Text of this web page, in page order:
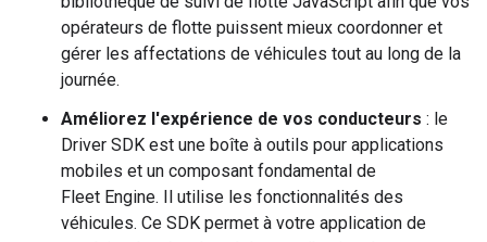
opérateurs de flotte puissent mieux coordonner et
gérer les affectations de véhicules tout au long de la
journée.
Améliorez l'expérience de vos conducteurs : le
Driver SDK est une boîte à outils pour applications
mobiles et un composant fondamental de
Fleet Engine. Il utilise les fonctionnalités des
véhicules. Ce SDK permet à votre application de